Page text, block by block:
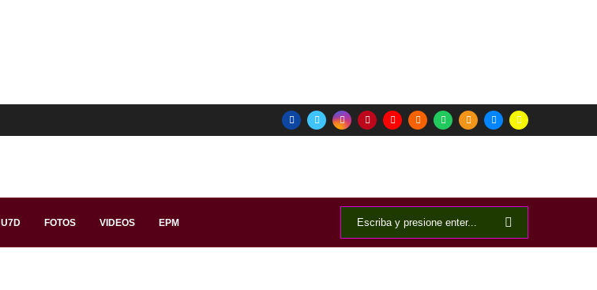
U7D FOTOS VIDEOS EPM